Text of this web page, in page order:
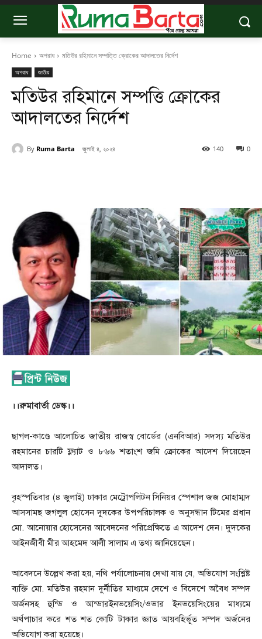
Home অপরাধ মতিউর রহিমানে সম্পত্তি ক্রোকের আদালতের নির্দেশ
অপরাধ জাতীয়
মতিউর রহিমানে সম্পত্তি ক্রোকের
আদালতের নির্দেশ
By Ruma Barta জুলাই ৪, ২০২৪ 0
140
।।রুমাবার্তা ডেস্ক।।
ছাগল-কাণ্ডে আলোচিত জাতীয় রাজস্ব বোর্ডের (এনবিআর) সদস্য মতিউর
রহমানের চারটি ফ্ল্যাট ও ৮৬৬ শতাংশ জমি ক্রোকের আদেশ দিয়েছেন
আদালত।
বৃহস্পতিবার (৪ জুলাই) ঢাকার মেট্রোপলিটন সিনিয়র স্পেশাল জজ মোহাম্মদ
আসসামছ জগলুল হোসেন দুদকের উপপরিচালক ও অনুসন্ধান টিমের প্রধান
মো. আনোয়ার হোসেনের আবেদনের পরিপ্রেক্ষিতে এ আদেশ দেন। দুদকের
আইনজীবী মীর আহমেদ আলী সালাম এ তথ্য জানিয়েছেন।
আবেদনে উল্লেখ করা হয়, নথি পর্যালোচনায় দেখা যায় যে, অভিযোগ সংশ্লিষ্ট
ব্যক্তি মো. মতিউর রহমান দুর্নীতির মাধ্যমে দেশে ও বিদেশে অবৈধ সম্পদ
অর্জনসহ হুন্ডি ও আন্ডারইনভয়েসিং/ওভার ইনভয়েসিংয়ের মাধ্যমে
অর্থপাচার করে শত শত কোটি টাকার জ্ঞাত আয়বহির্ভূত সম্পদ অর্জনের
অভিযোগ করা হয়েছে।